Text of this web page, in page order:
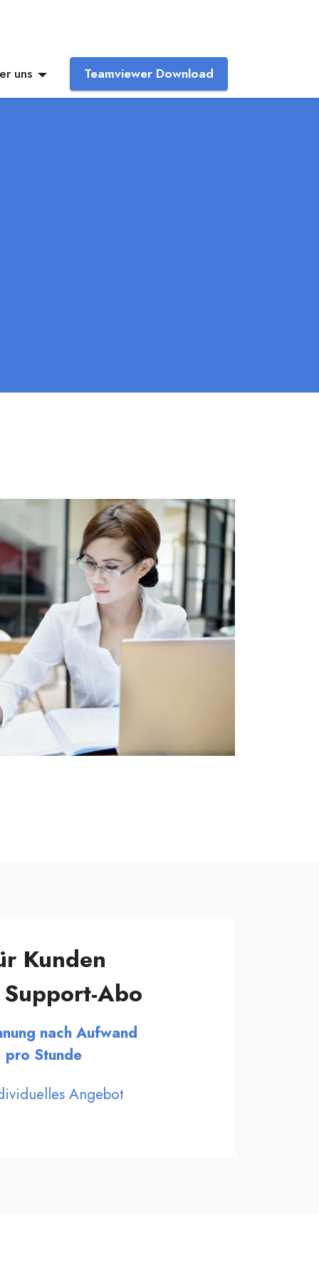
uns Teamviewer Download
Kunden
Abo
nach Aufwand
pro Stunde
Angebot